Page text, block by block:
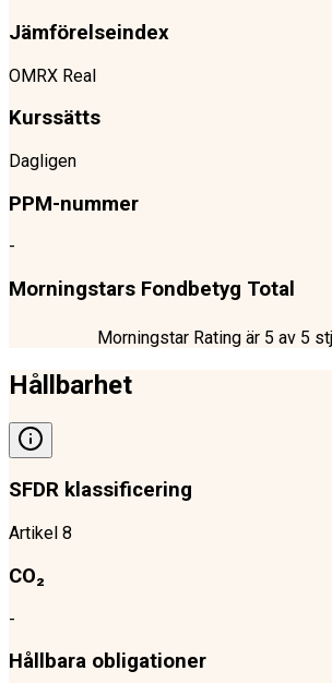
Jämförelseindex
OMRX Real
Kurssätts
Dagligen
PPM-nummer
-
Morningstars Fondbetyg Total
Morningstar Rating är 5 av 5
Hållbarhet
SFDR klassificering
Artikel 8
CO₂
-
Hållbara obligationer